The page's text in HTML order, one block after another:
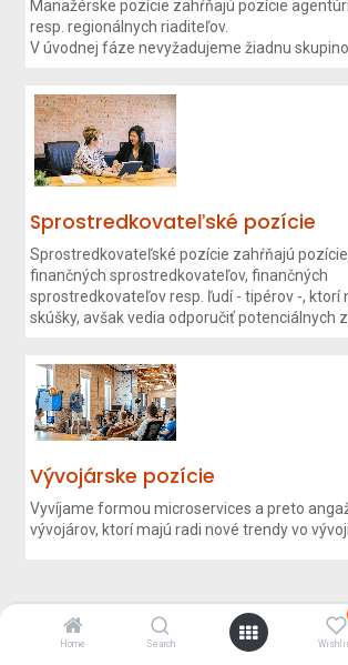
Home Search
Manažérske pozície zahŕňajú pozície
resp. regionálnych riaditeľov.
V úvodnej fáze nevyžadujeme žiadnu
Sprostredkovateľské pozície
Sprostredkovateľské pozície zahŕňajú
finančných sprostredkovateľov, finančných
sprostredkovateľov resp. ľudí - tipérov -, ktorí
skúšky, avšak vedia odporučiť potenciálnych
Vývojárske pozície
Vyvíjame formou microservices a preto
vývojárov, ktorí majú radi nové trendy vo